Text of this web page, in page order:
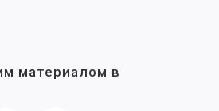
материалом в